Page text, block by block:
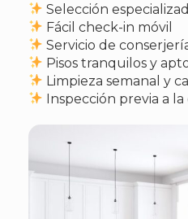
Selección
Fácil check-in móvil
Servicio de
Pisos tranquilos y
Limpieza semanal y
Inspección previa a la